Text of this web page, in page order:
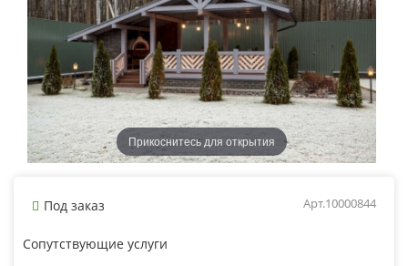
Прикоснитесь для открытия
Под заказ Арт.10000844
Сопутствующие услуги